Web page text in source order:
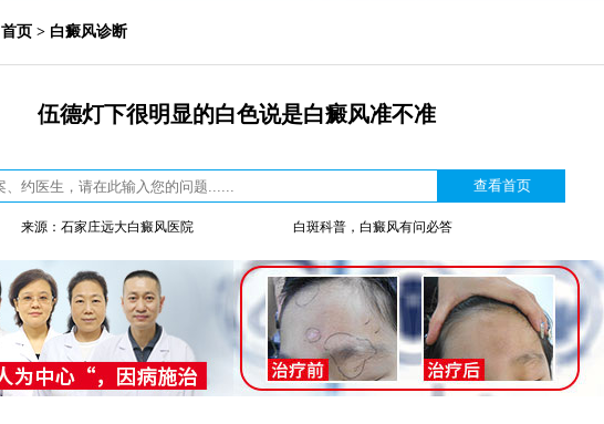
首页 > 白癜风诊断
伍德灯下很明显的白色说是白癜风准不准
来源：石家庄远大白癜风医院 白斑科普，白癜风有问必答